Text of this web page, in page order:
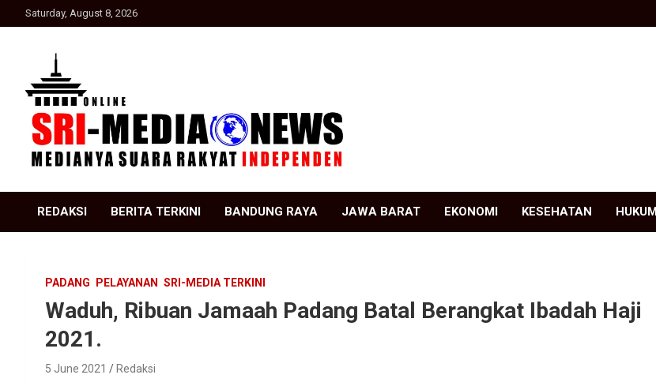
to
Saturday, August 8, 2026
SRI Media news
REDAKSI BERITA TERKINI BANDUNG RAYA JAWA BARAT EKONOMI KESEHATAN HUKUM
PADANG PELAYANAN SRI-MEDIA TERKINI
Waduh, Ribuan Jamaah Padang Batal Berangkat Ibadah Haji
2021.
5 June 2021 Redaksi